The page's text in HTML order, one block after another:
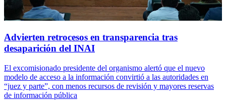
Advierten retrocesos en transparencia tras
desaparición del INAI
El excomisionado presidente del organismo alertó que el nuevo
modelo de acceso a la información convirtió a las autoridades en
“juez y parte”, con menos recursos de revisión y mayores reservas
de información pública